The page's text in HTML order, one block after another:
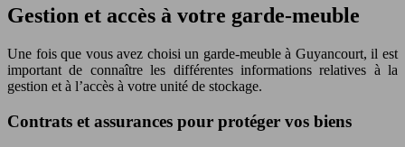
Gestion et accès à votre garde-meuble
Une fois que vous avez choisi un garde-meuble à Guyancourt, il est
important de connaître les différentes informations relatives à la
gestion et à l’accès à votre unité de stockage.
Contrats et assurances pour protéger vos biens